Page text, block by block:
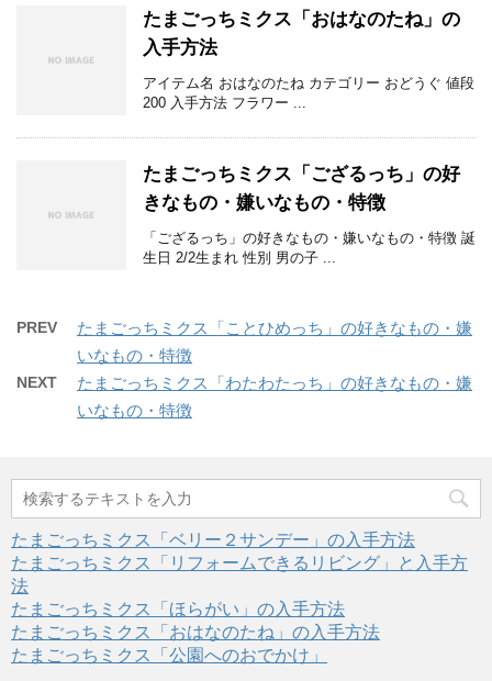
たまごっちミクス「おはなのたね」の
入手方法
アイテム名 おはなのたね カテゴリー おどうぐ 値段
200 入手方法 フラワー ...
たまごっちミクス「ござるっち」の好
きなもの・嫌いなもの・特徴
「ござるっち」の好きなもの・嫌いなもの・特徴 誕
生日 2/2生まれ 性別 男の子 ...
PREV
たまごっちミクス「ことひめっち」の好きなもの・嫌
いなもの・特徴
NEXT
たまごっちミクス「わたわたっち」の好きなもの・嫌
いなもの・特徴
たまごっちミクス「ベリー２サンデー」の入手方法
たまごっちミクス「リフォームできるリビング」と入手方
法
たまごっちミクス「ほらがい」の入手方法
たまごっちミクス「おはなのたね」の入手方法
たまごっちミクス「公園へのおでかけ」